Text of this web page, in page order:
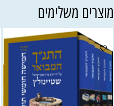
משלימים